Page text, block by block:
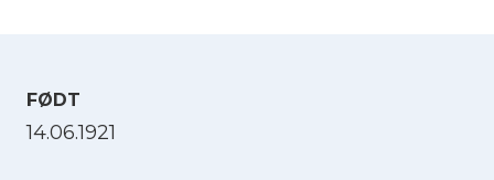
FØDT
14.06.1921